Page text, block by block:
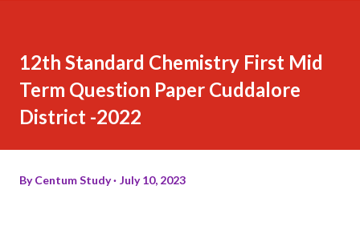
12th Standard Chemistry First Mid
Term Question Paper Cuddalore
District -2022
ByCentum Study July 10, 2023